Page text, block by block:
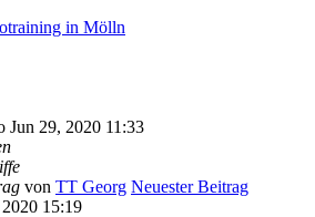
in Mölln
Jun 29, 2020 11:33
von TT Georg Neuester Beitrag
15:19